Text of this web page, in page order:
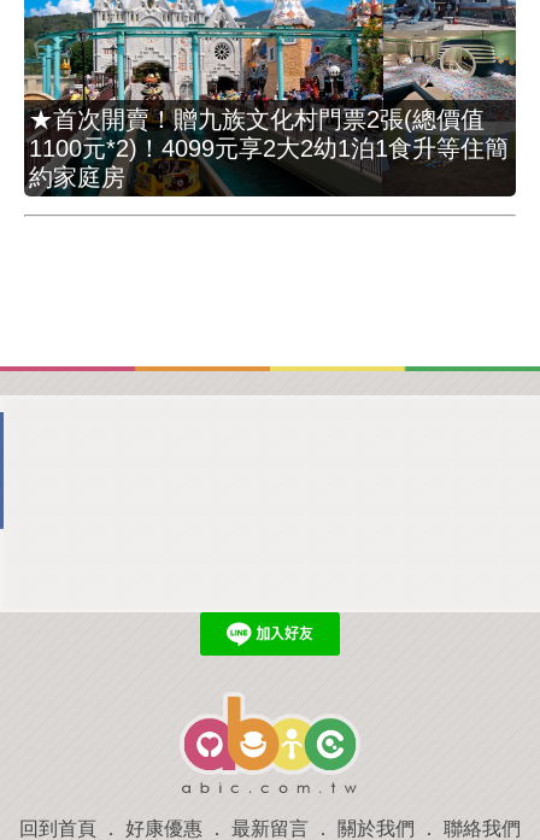
★首次開賣！贈九族文化村門票2張(總價值
1100元*2)！4099元享2大2幼1泊1食升等住簡
約家庭房
回到首頁 ． 好康優惠 ． 最新留言 ． 關於我們 ． 聯絡我們